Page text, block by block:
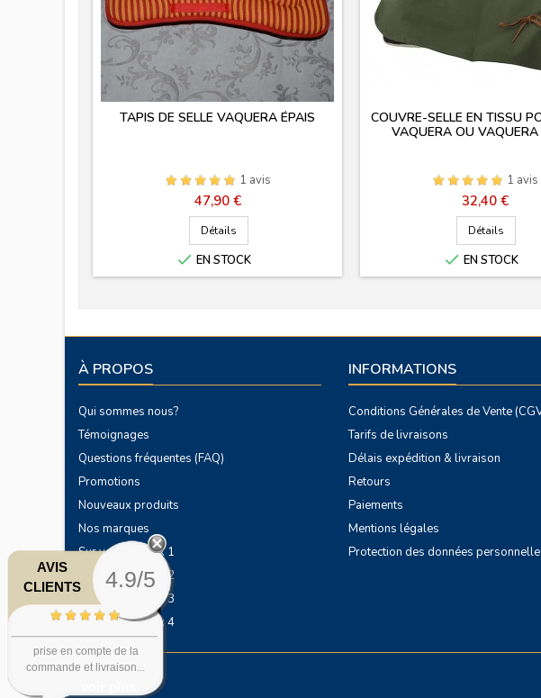
TAPIS DE SELLE VAQUERA ÉPAIS
1 avis
Prix
47,90 €
Détails
 EN STOCK
COUVRE-SELLE EN TISSU
VAQUERA OU VAQUERA
1 avis
Prix
32,40 €
Détails
 EN STOCK
À PROPOS
Qui sommes nous?
Témoignages
Questions fréquentes (FAQ)
Promotions
Nouveaux produits
Nos marques
Sur vos chevaux 1
Sur vos chevaux 2
Sur vos chevaux 3
Sur vos chevaux 4
INFORMATIONS
Conditions Générales de Vente
Tarifs de livraisons
Délais expédition & livraison
Retours
Paiements
Mentions légales
Protection des données
AVIS
CLIENTS
4.9/5
prise en compte de la
commande et livraison...